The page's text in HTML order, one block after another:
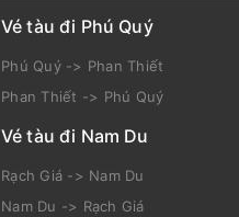
Vé tàu đi Phú Quý
Phú Quý -> Phan Thiết
Phan Thiết -> Phú Quý
Vé tàu đi Nam Du
Rạch Giá -> Nam Du
Nam Du -> Rạch Giá